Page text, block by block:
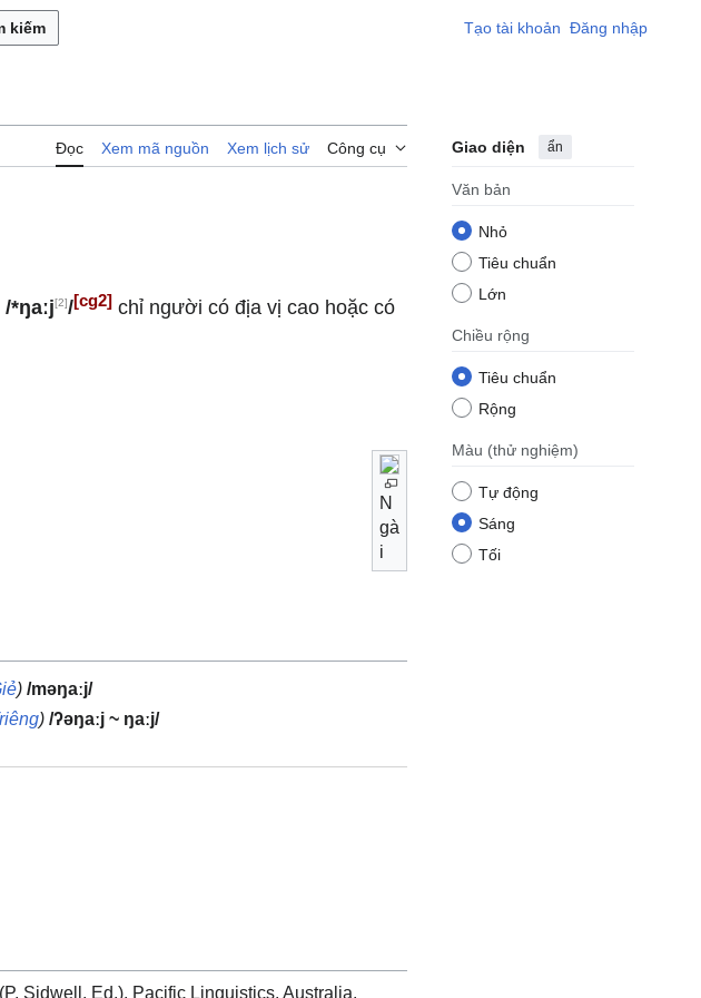
kiếm Tạo tài khoản Đăng nhập
Đọc Xem mã nguồn Xem lịch sử Công cụ Giao diện ẩn
Văn bản
Nhỏ
Tiêu chuẩn
Lớn
Chiều rộng
Tiêu chuẩn
Rộng
Màu (thử nghiệm)
Tự động
Sáng
Tối
/*ŋaːj[2]/[cg2] chỉ người có địa vị cao hoặc có
N
gà
i
) /məŋaːj/
) /ʔəŋaːj ~ ŋaːj/
Sidwell, Ed.). Pacific Linguistics. Australia.